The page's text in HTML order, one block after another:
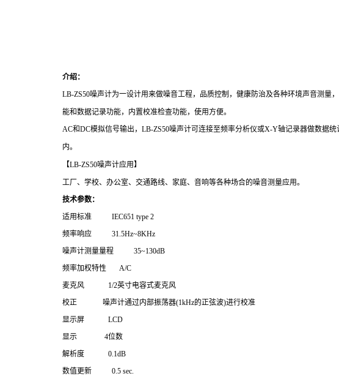
介绍：
LB-ZS50噪声计为一设计用来做噪音工程，品质控制，健康防治及各种环境声音测
能和数据记录功能，内置校准检查功能，使用方便。
AC和DC模拟信号输出，LB-ZS50噪声计可连接至频率分析仪或X-Y轴记录器做数据统
内。
【LB-ZS50噪声计应用】
工厂、学校、办公室、交通路线、家庭、音响等各种场合的噪音测量应用。
技术参数：
适用标准 IEC651 type 2
频率响应 31.5Hz~8KHz
噪声计测量量程 35~130dB
频率加权特性 A/C
麦克风 1/2英寸电容式麦克风
校正
噪声计通过内部振荡器(1kHz的正弦波)进行校准
显示屏 LCD
显示 4位数
解析度 0.1dB
数值更新 0.5 sec.